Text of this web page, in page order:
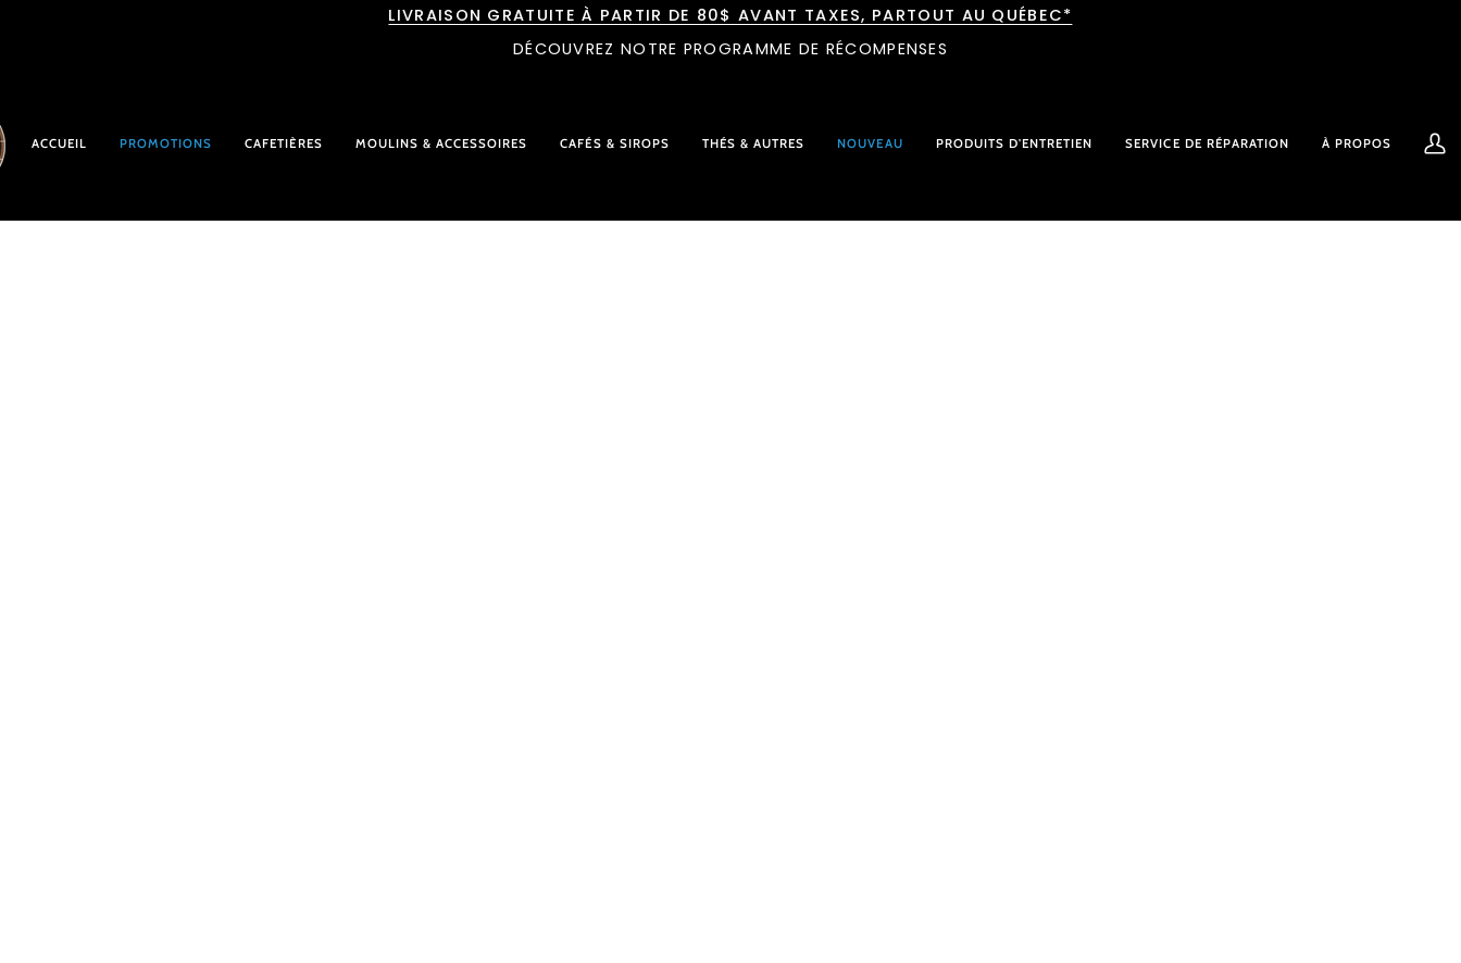
LIVRAISON GRATUITE À PARTIR DE 80$ AVANT TAXES, PARTOUT AU QUÉBEC*
DÉCOUVREZ NOTRE PROGRAMME DE RÉCOMPENSES
ACCUEIL PROMOTIONS CAFETIÈRES MOULINS & ACCESSOIRES CAFÉS & SIROPS THÉS & AUTRES NOUVEAU PRODUITS D'ENTRETIEN SERVICE DE RÉPARATION À PROPOS
Mon